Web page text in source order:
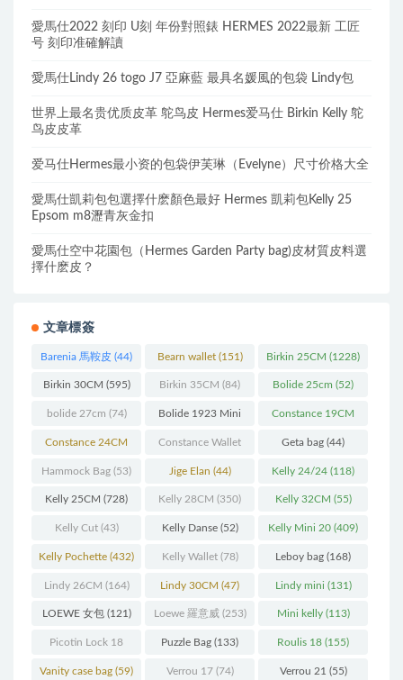
愛馬仕2022 刻印 U刻 年份對照錶 HERMES 2022最新 工匠
号 刻印准確解讀
愛馬仕Lindy 26 togo J7 亞麻藍 最具名媛風的包袋 Lindy包
世界上最名贵优质皮革 鸵鸟皮 Hermes爱马仕 Birkin Kelly 鸵
鸟皮皮革
爱马仕Hermes最小资的包袋伊芙琳（Evelyne）尺寸价格大全
愛馬仕凱莉包包選擇什麽顏色最好 Hermes 凱莉包Kelly 25
Epsom m8瀝青灰金扣
愛馬仕空中花園包（Hermes Garden Party bag)皮材質皮料選
擇什麽皮？
文章標簽
Barenia 馬鞍皮 (44) Bearn wallet(151) Birkin 25CM (1228)
Birkin 30CM (595) Birkin 35CM (84) Bolide 25cm (52)
bolide 27cm (74) Bolide 1923 Mini
(93)
Constance 19CM
(571)
Constance 24CM
(216)
Constance Wallet
(60)
Geta bag (44)
Hammock Bag (53) Jige Elan (44) Kelly 24/24 (118)
Kelly 25CM (728) Kelly 28CM (350) Kelly 32CM (55)
Kelly Cut(43) Kelly Danse(52) Kelly Mini 20 (409)
Kelly Pochette (432) Kelly Wallet(78) Leboy bag (168)
Lindy 26CM (164) Lindy 30CM (47) Lindy mini (131)
LOEWE 女包(121) Loewe 羅意威(253) Mini kelly(113)
Picotin Lock 18
(202)
Puzzle Bag (133) Roulis 18 (155)
Vanity case bag (59) Verrou 17(74) Verrou 21 (55)